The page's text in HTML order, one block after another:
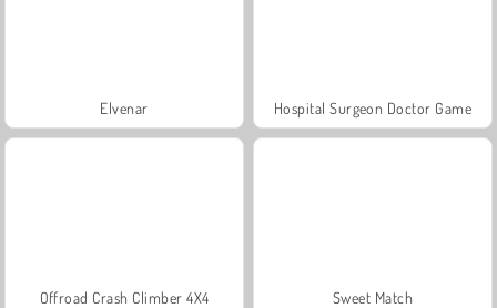
Elvenar Hospital Surgeon Doctor Game
Offroad Crash Climber 4X4 Sweet Match